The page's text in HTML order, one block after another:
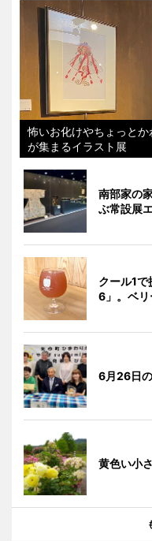
怖いお化けやちょっと
が集まるイラスト展
南部家の
ぶ常設展
クール1
6」。ベ
6月26日
黄色い小